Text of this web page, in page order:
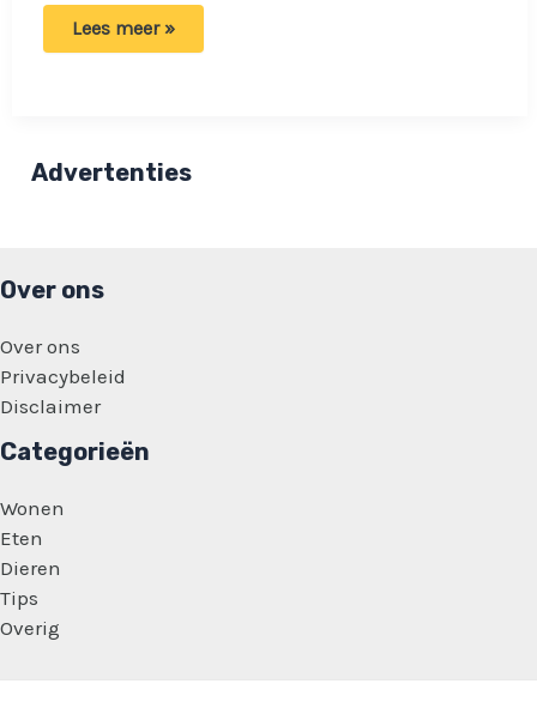
Bizarre
stiekem
Lees meer »
Advertenties
Over ons
Over ons
Privacybeleid
Disclaimer
Categorieën
Wonen
Eten
Dieren
Tips
Overig